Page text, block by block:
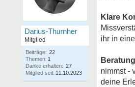
Darius-Thurnher
Mitglied
Beiträge: 22
Themen: 1
Danke erhalten: 27
Mitglied seit: 11.10.2023
Klare
ihr in
nimmst -
deine